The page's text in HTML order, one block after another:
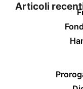
Articoli